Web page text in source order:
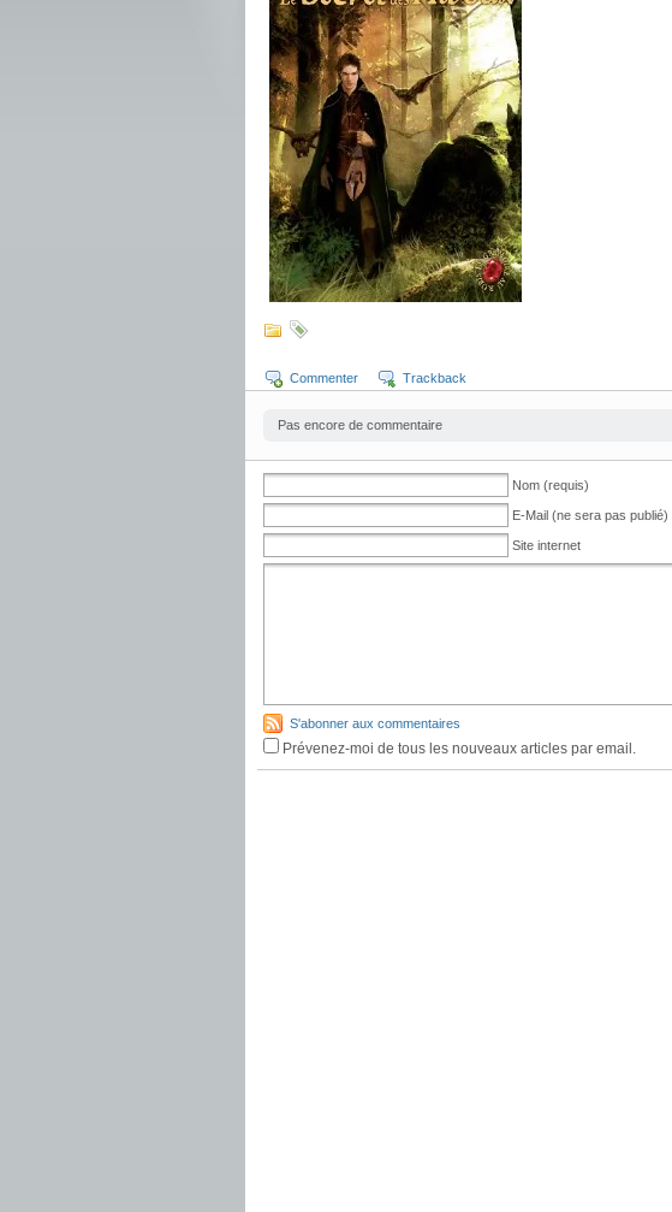
Commenter Trackback
Pas encore de commentaire
Nom (requis)
E-Mail (ne sera pas publié)
Site internet
S'abonner aux commentaires
Prévenez-moi de tous les nouveaux articles par email.